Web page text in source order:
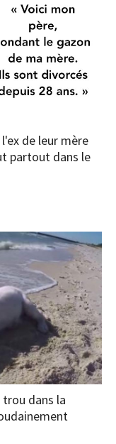
de leur mère
partout dans le
dans la